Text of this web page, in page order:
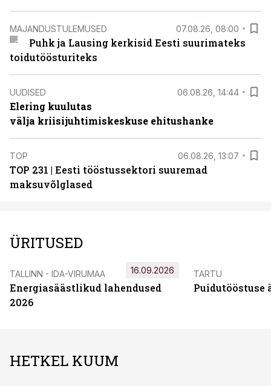
MAJANDUSTULEMUSED 07.08.26, 08:00
Puhk ja Lausing kerkisid Eesti suurimateks
toidutöösturiteks
UUDISED 06.08.26, 14:44
Elering kuulutas
välja kriisijuhtimiskeskuse ehitushanke
TOP 06.08.26, 13:07
TOP 231 | Eesti tööstussektori suuremad
maksuvõlglased
ÜRITUSED
TALLINN - IDA-VIRUMAA
Energiasäästlikud lahendused
2026
16.09.2026 TARTU
Puidutööstuse
HETKEL KUUM